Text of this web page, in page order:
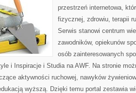
przestrzeń internetowa,
fizycznej, zdrowiu, terapii
Serwis stanowi centrum
zawodników, opiekunów
osób zainteresowanych
i Inspiracje i Studia na AWF. Na stronie
aktywności ruchowej, nawyków
wyższą. Dzięki temu portal zestawia